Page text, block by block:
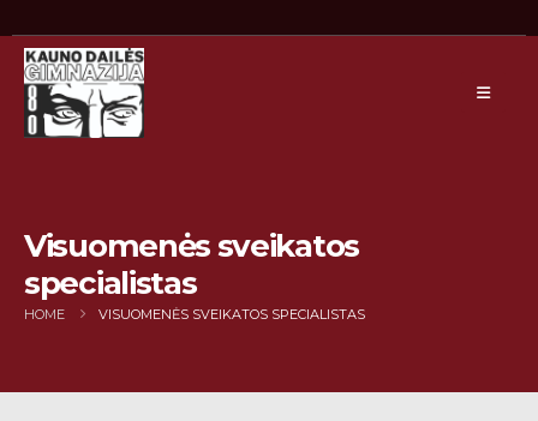
Visuomenės sveikatos
specialistas
HOME VISUOMENĖS SVEIKATOS SPECIALISTAS